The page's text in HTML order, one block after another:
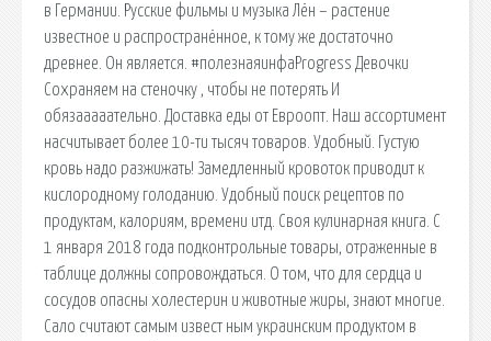
в Германии. Русские фильмы и музыка Лён – растение
известное и распространённое, к тому же достаточно
древнее. Он является. #полезнаяинфаProgress Девочки
Сохраняем на стеночку , чтобы не потерять И
обязааааательно. Доставка еды от Евроопт. Наш ассортимент
насчитывает более 10-ти тысяч товаров. Удобный. Густую
кровь надо разжижать! Замедленный кровоток приводит к
кислородному голоданию. Удобный поиск рецептов по
продуктам, калориям, времени итд. Своя кулинарная книга. С
1 января 2018 года подконтрольные товары, отраженные в
таблице должны сопровождаться. О том, что для сердца и
сосудов опасны холестерин и животные жиры, знают многие.
Сало считают самым извест ным украинским продуктом в